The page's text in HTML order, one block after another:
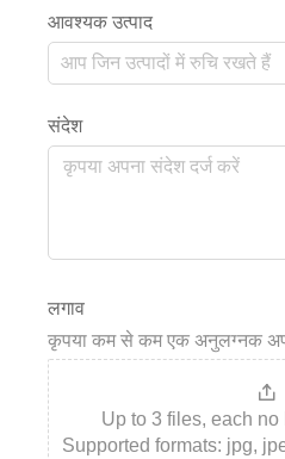
आवश्यक उत्पाद
संदेश
लगाव
कृपया कम से कम एक अनुलग्नक
Up to 3 files, each
Supported formats: jpg,